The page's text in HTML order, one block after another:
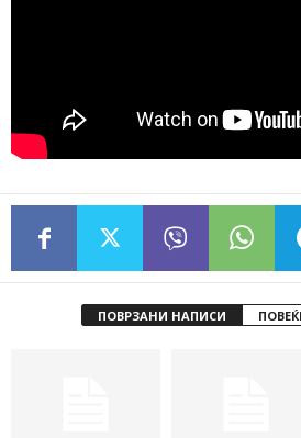
ПОВРЗАНИ НАПИСИ